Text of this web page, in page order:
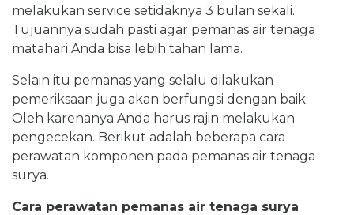
melakukan service setidaknya 3 bulan sekali.
Tujuannya sudah pasti agar pemanas air tenaga
matahari Anda bisa lebih tahan lama.
Selain itu pemanas yang selalu dilakukan
pemeriksaan juga akan berfungsi dengan baik.
Oleh karenanya Anda harus rajin melakukan
pengecekan. Berikut adalah beberapa cara
perawatan komponen pada pemanas air tenaga
surya.
Cara perawatan pemanas air tenaga surya